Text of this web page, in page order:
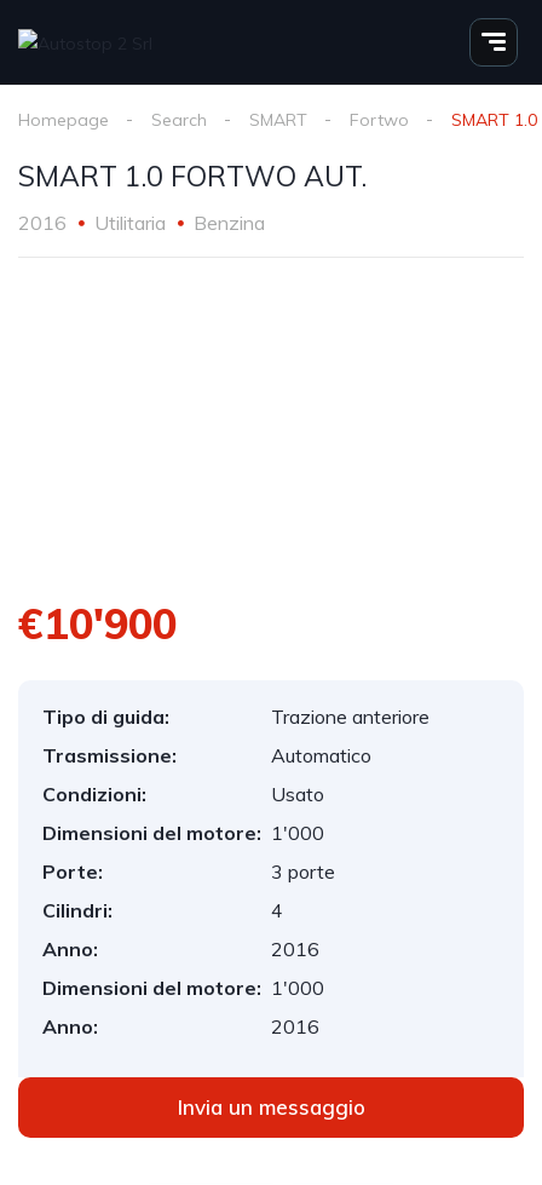
Homepage Search SMART Fortwo SMART
SMART 1.0 FORTWO AUT.
2016 Utilitaria Benzina
€10'900
Tipo di guida:
Trazione anteriore
Trasmissione:
Automatico
Condizioni:
Usato
Dimensioni del motore: 1'000
Porte:
3 porte
Cilindri:
4
Anno:
2016
Dimensioni del motore: 1'000
Anno:
2016
Invia un messaggio